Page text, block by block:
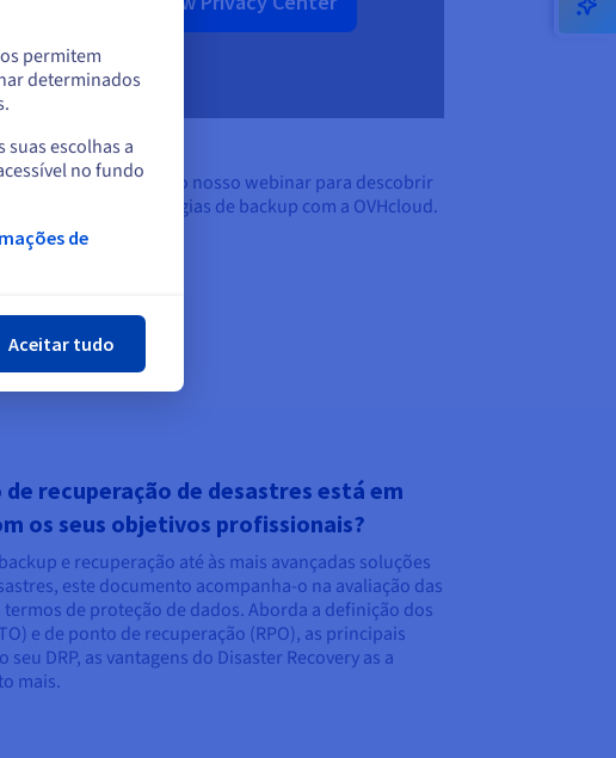
Webinar
Veja a repetição do nosso webinar para descobrir
o DRP e as estratégias de backup com a OVHcloud.
de recuperação de desastres está em
os seus objetivos profissionais?
e recuperação até às mais avançadas soluções
este documento acompanha-o na avaliação das
termos de proteção de dados. Aborda a definição dos
e de ponto de recuperação (RPO), as principais
DRP, as vantagens do Disaster Recovery as a
mais.
permitem
determinados
escolhas a
no fundo
de
Aceitar tudo